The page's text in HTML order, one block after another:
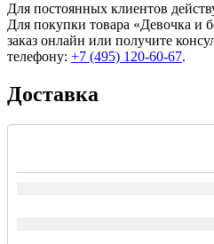
Для постоянных клиентов
Для покупки товара «Девочка и
заказ онлайн или получите
телефону: +7 (495) 120-60-67.
Доставка